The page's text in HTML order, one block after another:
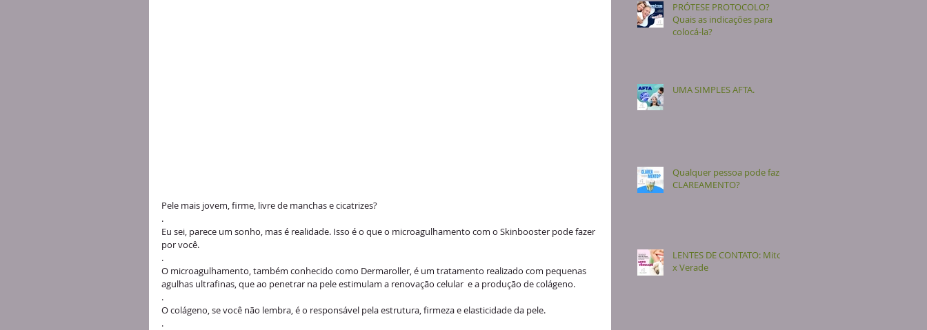
Pele mais jovem, firme, livre de manchas e cicatrizes?
.
Eu sei, parece um sonho, mas é realidade. Isso é o que o microagulhamento com o Skinbooster pode fazer
por você.
.
O microagulhamento, também conhecido como Dermaroller, é um tratamento realizado com pequenas
agulhas ultrafinas, que ao penetrar na pele estimulam a renovação celular  e a produção de colágeno.
.
O colágeno, se você não lembra, é o responsável pela estrutura, firmeza e elasticidade da pele.
.
PRÓTESE PROTOCOLO?
Quais as indicações para
colocá-la?
UMA SIMPLES AFTA.
Qualquer pessoa pode fazer
CLAREAMENTO?
LENTES DE CONTATO: Mito
x Verade